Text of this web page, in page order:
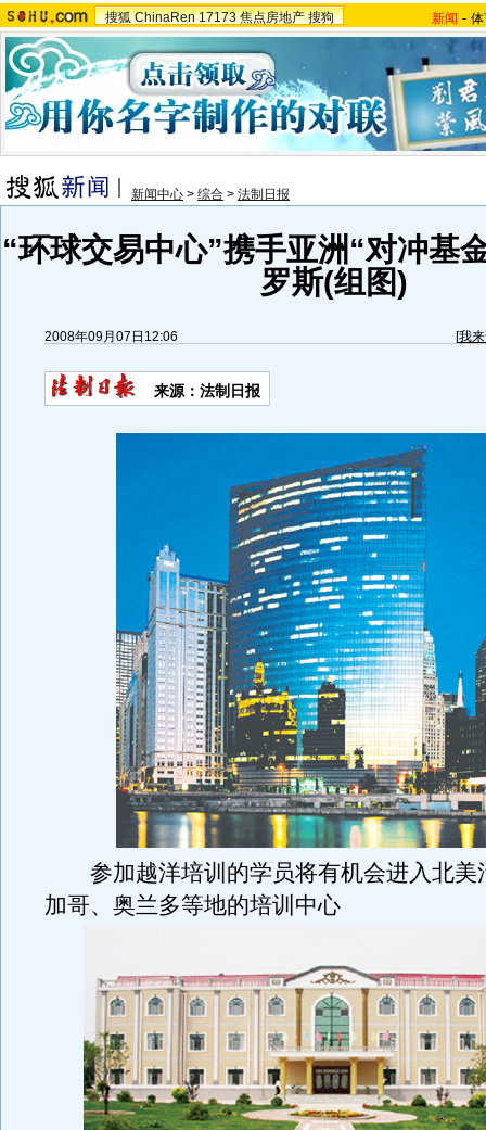
搜狐 ChinaRen 17173 焦点房地产 搜狗 新闻 -
新闻中心 > 综合 > 法制日报
“环球交易中心”携手亚洲“对冲基
罗斯(组图)
2008年09月07日12:06 [我
来源：法制日报
参加越洋培训的学员将有机会进入北美
加哥、奥兰多等地的培训中心